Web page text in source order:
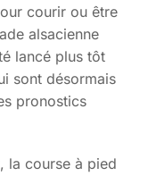
courir ou être
alsacienne
lancé plus tôt
sont désormais
pronostics
la course à pied